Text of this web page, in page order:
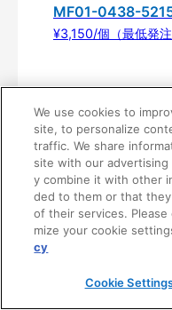
MF01-0438-
¥3,150/個（最低発注
製品仕様
木口キャップ
We use cookies to
site, to personalize
traffic. We share
site with our advertising
y combine it with other
ded to them or that
of their services.
mize your cookie
cy
Cookie